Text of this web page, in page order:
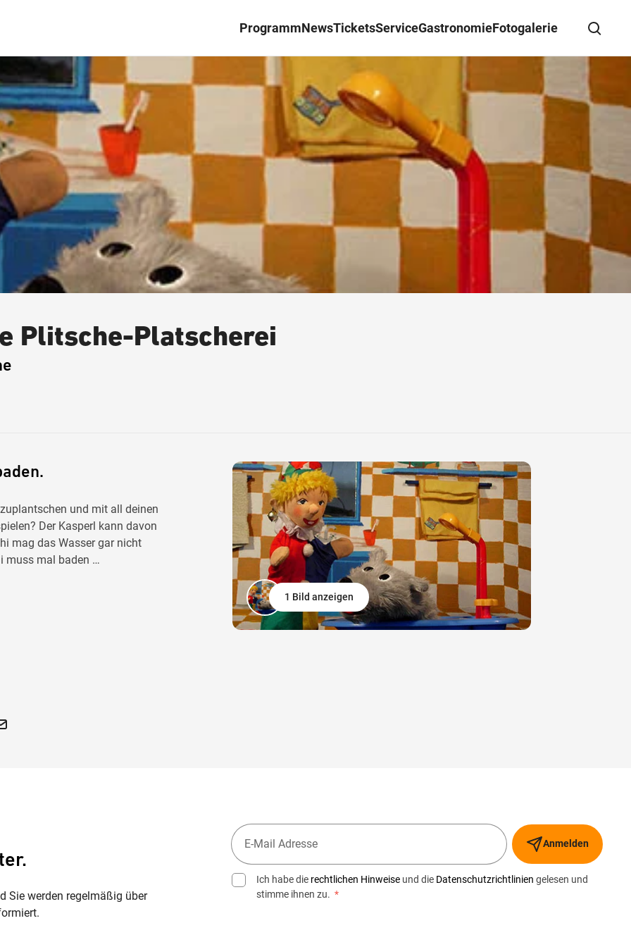
ProgrammNewsTicketsServiceGastronomieFotogalerie
Suche schließen
Plitsche-Platscherei
und mit all deinen
Der Kasperl kann davon
mag das Wasser gar nicht
muss mal baden …
1 Bild anzeigen
Sie werden regelmäßig über
Anmelden
Ich habe die rechtlichen Hinweise und die Datenschutzrichtlinien gelesen und
stimme ihnen zu. *